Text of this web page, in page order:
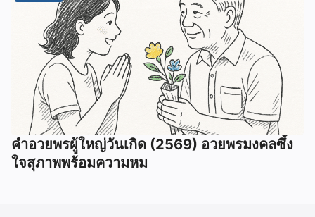
คำอวยพรผู้ใหญ่วันเกิด (2569) อวยพรมงคลซึ้ง
ใจสุภาพพร้อมความหม